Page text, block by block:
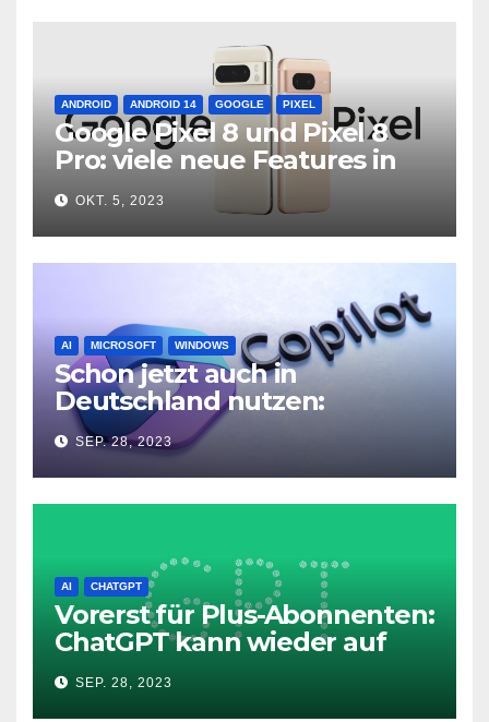
ANDROID ANDROID 14 GOOGLE PIXEL
Google Pixel 8 und Pixel 8
Pro: viele neue Features in
neuer Hardware
OKT. 5, 2023
AI MICROSOFT WINDOWS
Schon jetzt auch in
Deutschland nutzen:
Microsoft Copilot in Windows
11 SEP. 28, 2023
AI CHATGPT
Vorerst für Plus-Abonnenten:
ChatGPT kann wieder auf
das Internet zugreifen
SEP. 28, 2023